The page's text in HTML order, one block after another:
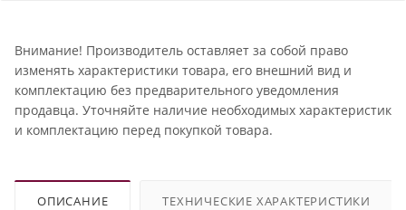
Внимание! Производитель оставляет за собой право
изменять характеристики товара, его внешний вид и
комплектацию без предварительного уведомления
продавца. Уточняйте наличие необходимых характеристик
и комплектацию перед покупкой товара.
ОПИСАНИЕ ТЕХНИЧЕСКИЕ ХАРАКТЕРИСТИКИ